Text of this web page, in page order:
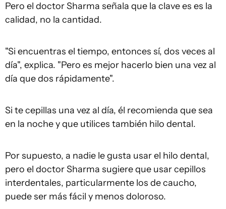
Pero el doctor Sharma señala que la clave es es la
calidad, no la cantidad.
"Si encuentras el tiempo, entonces sí, dos veces al
día", explica. "Pero es mejor hacerlo bien una vez al
día que dos rápidamente".
Si te cepillas una vez al día, él recomienda que sea
en la noche y que utilices también hilo dental.
Por supuesto, a nadie le gusta usar el hilo dental,
pero el doctor Sharma sugiere que usar cepillos
interdentales, particularmente los de caucho,
puede ser más fácil y menos doloroso.